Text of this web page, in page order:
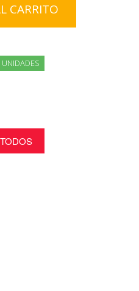
CARRITO